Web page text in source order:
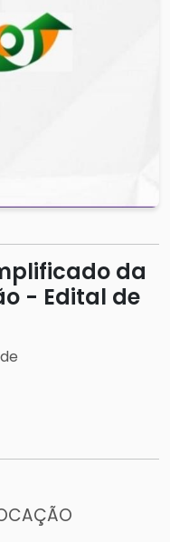
da
- Edital de